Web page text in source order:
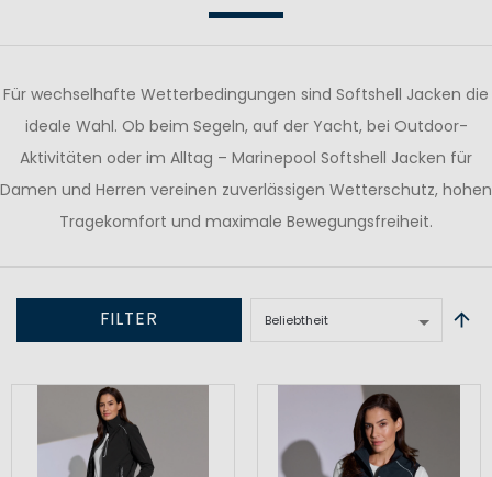
Für wechselhafte Wetterbedingungen sind Softshell Jacken die
ideale Wahl. Ob beim Segeln, auf der Yacht, bei Outdoor-
Aktivitäten oder im Alltag – Marinepool Softshell Jacken für
Damen und Herren vereinen zuverlässigen Wetterschutz, hohen
Tragekomfort und maximale Bewegungsfreiheit.
FILTER